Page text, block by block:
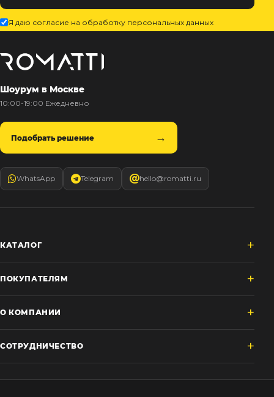
Я даю согласие на обработку персональных данных
Шоурум в Москве
10:00-19:00 Ежедневно
Подобрать решение
WhatsApp Telegram hello@romatti.ru
КАТАЛОГ
ПОКУПАТЕЛЯМ
О КОМПАНИИ
СОТРУДНИЧЕСТВО